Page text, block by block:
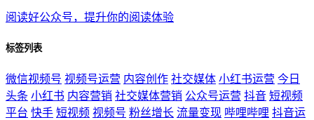
阅读好公众号，提升你的阅读体验
标签列表
微信视频号 视频号运营 内容创作 社交媒体 小红书运营 今日
头条 小红书 内容营销 社交媒体营销 公众号运营 抖音 短视频
平台 快手 短视频 视频号 粉丝增长 流量变现 哔哩哔哩 抖音运